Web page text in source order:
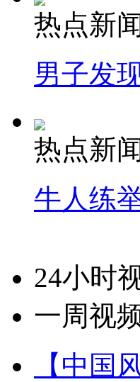
热点新
男子发
热点新
牛人练
24小时
一周视
【中国